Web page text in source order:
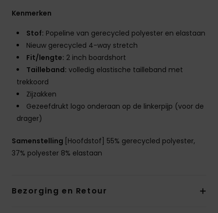
Kenmerken
Stof: Popeline van gerecycled polyester en elastaan
Nieuw gerecycled 4-way stretch
Fit/lengte: 2 inch boardshort
Tailleband: volledig elastische tailleband met
trekkoord
Zijzakken
Gezeefdrukt logo onderaan op de linkerpijp (voor de
drager)
Samenstelling [Hoofdstof] 55% gerecycled polyester,
37% polyester 8% elastaan
Bezorging en Retour